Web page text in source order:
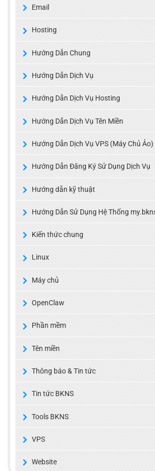
Email
Hosting
Hướng Dẫn Chung
Hướng Dẫn Dịch Vụ
Hướng Dẫn Dịch Vụ Hosting
Hướng Dẫn Dịch Vụ Tên Miền
Hướng Dẫn Dịch Vụ VPS (Máy Chủ Ảo)
Hướng Dẫn Đăng Ký Sử Dụng Dịch Vụ
Hướng dẫn kỹ thuật
Hướng Dẫn Sử Dụng Hệ Thống
Kiến thức chung
Linux
Máy chủ
OpenClaw
Phần mềm
Tên miền
Thông báo & Tin tức
Tin tức BKNS
Tools BKNS
VPS
Website